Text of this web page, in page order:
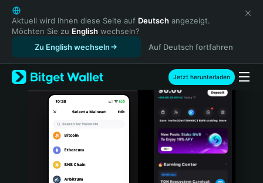
English
日本語
Tiếng Việt
Русский
Español (Latinoamérica)
Türkçe
Italiano
Português (Portugal)
Bahasa Indonesia
Aktuell wird Ihnen diese Seite auf Deutsch angezeigt.
Möchten Sie zu English wechseln?
Zu English wechseln
Auf Deutsch fortfahren
Jetzt herunterladen